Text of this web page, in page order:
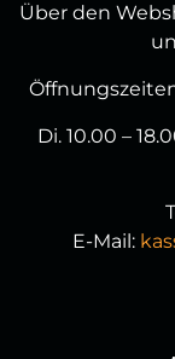
Über den
Di. 10.00 –
E-Mail: